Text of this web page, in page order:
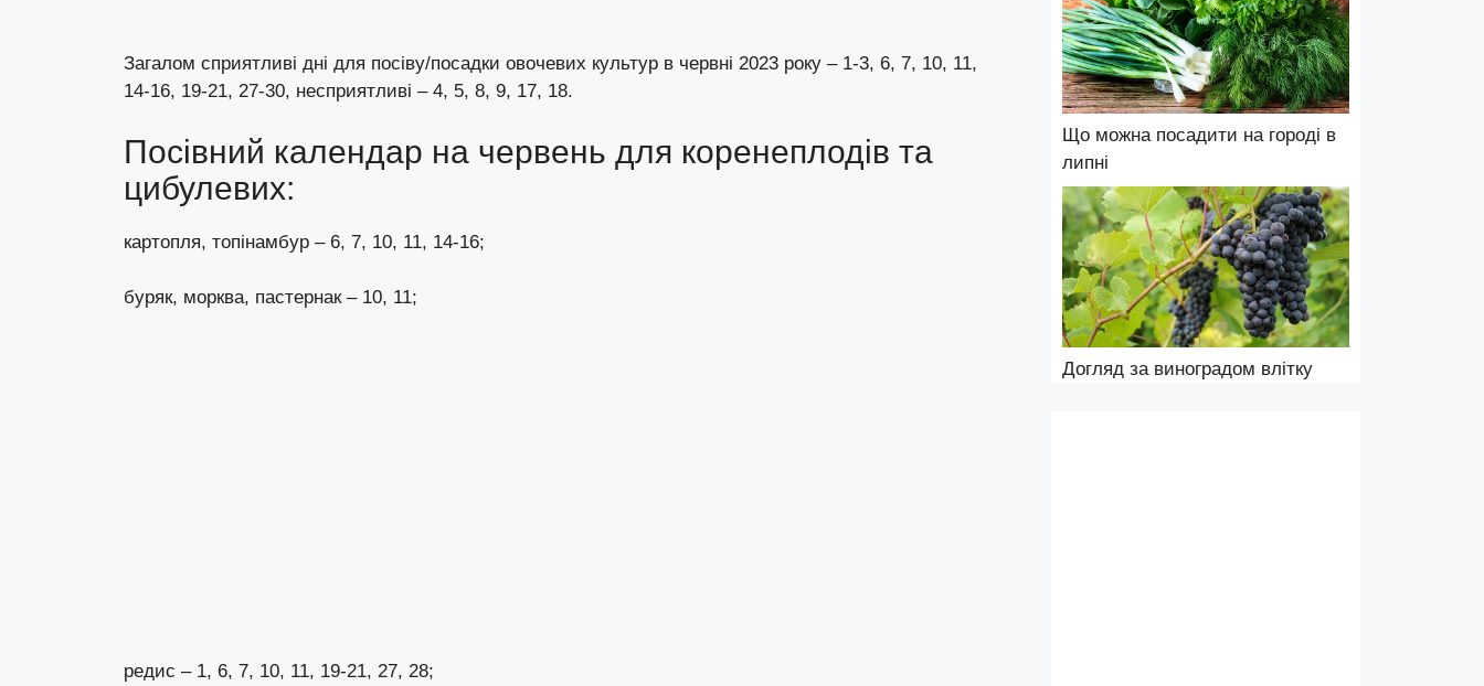
Загалом сприятливі дні для посіву/посадки овочевих культур в червні 2023 року – 1-3, 6, 7, 10, 11,
14-16, 19-21, 27-30, несприятливі – 4, 5, 8, 9, 17, 18.
Посівний календар на червень для коренеплодів та
цибулевих:
картопля, топінамбур – 6, 7, 10, 11, 14-16;
буряк, морква, пастернак – 10, 11;
редис – 1, 6, 7, 10, 11, 19-21, 27, 28;
Що можна посадити на городі в
липні
Догляд за виноградом влітку